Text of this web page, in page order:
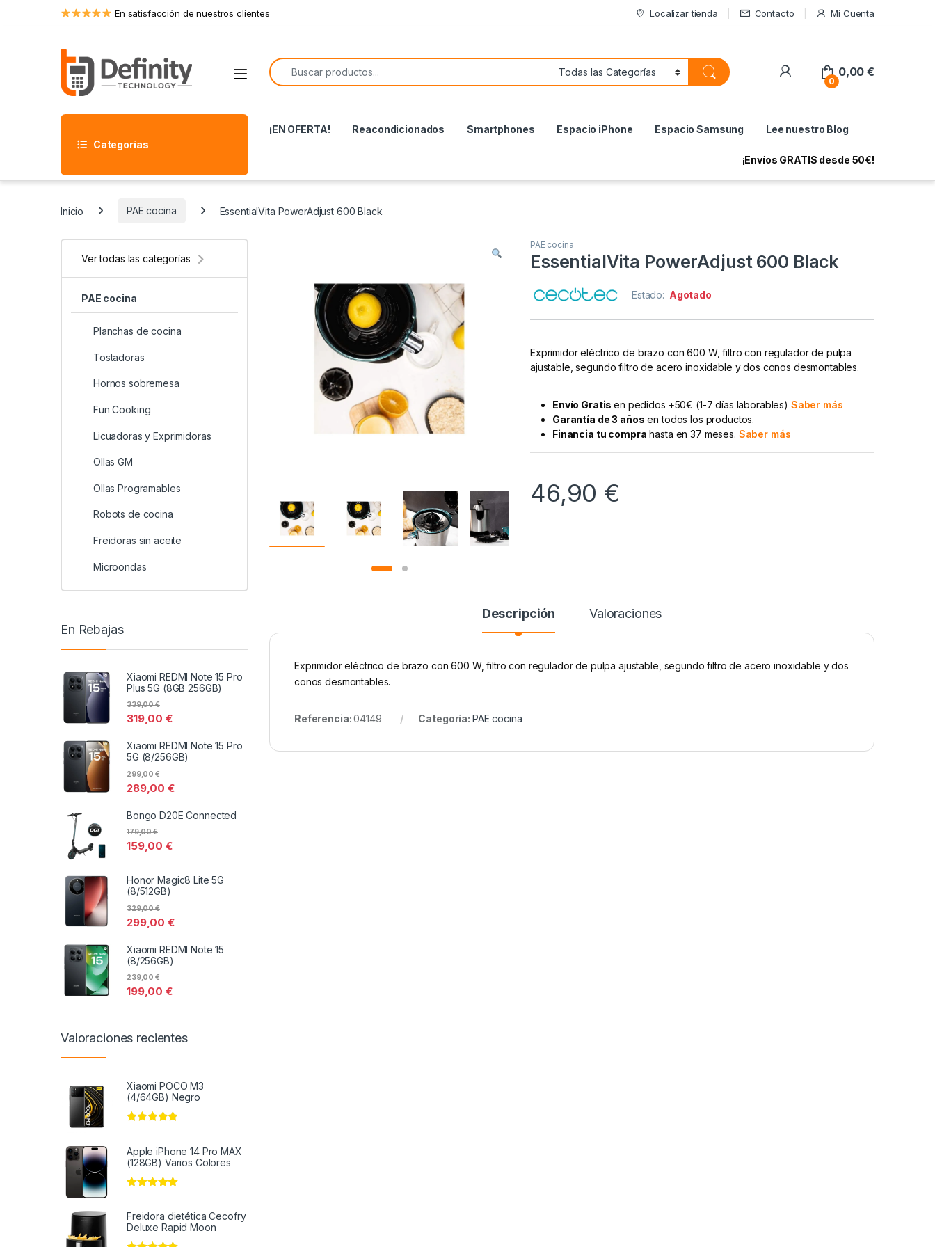
Skip to navigation
Skip to content En satisfacción de nuestros clientes Localizar tienda Contacto Mi Cuenta
Open
Search for:
My Account
0
0,00€
Categorías
¡EN OFERTA! Reacondicionados Smartphones Espacio iPhone Espacio Samsung Lee nuestro Blog
¡Envíos GRATIS desde 50€!
Inicio PAE cocina EssentialVita PowerAdjust 600 Black
PAE cocina
EssentialVita PowerAdjust 600 Black
Estado: Agotado
Exprimidor eléctrico de brazo con 600 W, filtro con regulador de pulpa
ajustable, segundo filtro de acero inoxidable y dos conos desmontables.
Envío Gratisen pedidos +50€ (1-7 días laborables) Saber más
Garantía de 3 años en todos los productos.
Financia tu compra hasta en 37 meses. Saber más
46,90 €
Descripción Valoraciones
Exprimidor eléctrico de brazo con 600 W, filtro con regulador de pulpa ajustable, segundo filtro de acero inoxidable y dos
conos desmontables.
Referencia:04149 Categoría: PAE cocina
Ver todas las categorías
PAE cocina
Planchas de cocina
Tostadoras
Hornos sobremesa
Fun Cooking
Licuadoras y Exprimidoras
Ollas GM
Ollas Programables
Robots de cocina
Freidoras sin aceite
Microondas
En Rebajas
Xiaomi REDMI Note 15 Pro
Plus 5G (8GB 256GB)
319,00€
339,00€
Xiaomi REDMI Note 15 Pro
5G (8/256GB)
289,00€
299,00€
Bongo D20E Connected
159,00€
179,00€
Honor Magic8 Lite 5G
(8/512GB)
299,00€
329,00€
Xiaomi REDMI Note 15
(8/256GB)
199,00€
239,00€
Valoraciones recientes
Xiaomi POCO M3
(4/64GB) Negro
Apple iPhone 14 Pro MAX
(128GB) Varios Colores
Freidora dietética Cecofry
Deluxe Rapid Moon